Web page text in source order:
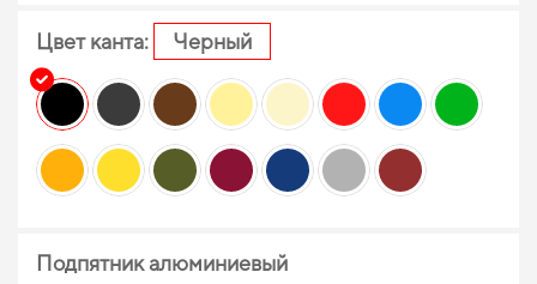
Цвет канта: Черный
Подпятник алюминиевый